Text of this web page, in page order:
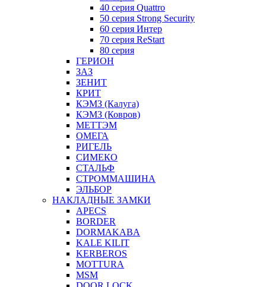
40 серия Quattro
50 серия Strong Security
60 серия Интер
70 серия ReStart
80 серия
ГЕРИОН
ЗАЗ
ЗЕНИТ
КРИТ
КЭМЗ (Калуга)
КЭМЗ (Ковров)
МЕТТЭМ
ОМЕГА
РИГЕЛЬ
СИМЕКО
СТАЛЬФ
СТРОММАШИНА
ЭЛЬБОР
НАКЛАДНЫЕ ЗАМКИ
APECS
BORDER
DORMAKABA
KALE KILIT
KERBEROS
MOTTURA
MSM